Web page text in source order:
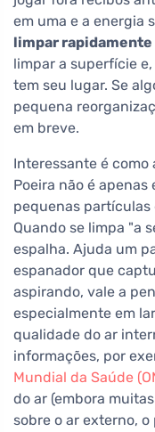
em uma e a energia
limpar
limpar a superfície
tem seu lugar. Se
pequena
em breve.
Interessante é como
Poeira não é
pequenas partículas
Quando se limpa "a
espalha. Ajuda um
espanador que
aspirando, vale a
especialmente em
qualidade do ar
informações, por
Mundial da Saúde
do ar (embora
sobre o ar externo,